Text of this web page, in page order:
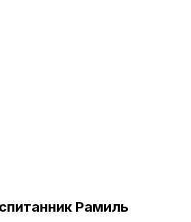
Рамиль